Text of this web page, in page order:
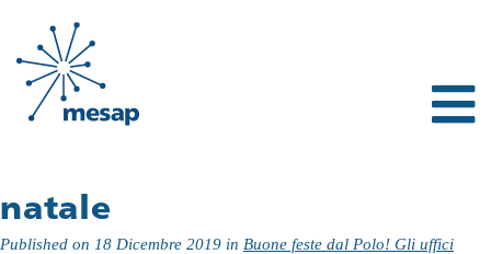
natale
Published on 18 Dicembre 2019 in Buone feste dal Polo! Gli uffici